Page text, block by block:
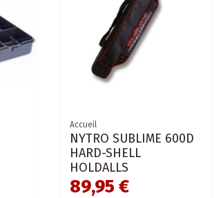
Accueil
NYTRO SUBLIME 600D
HARD-SHELL
HOLDALLS
89,95 €